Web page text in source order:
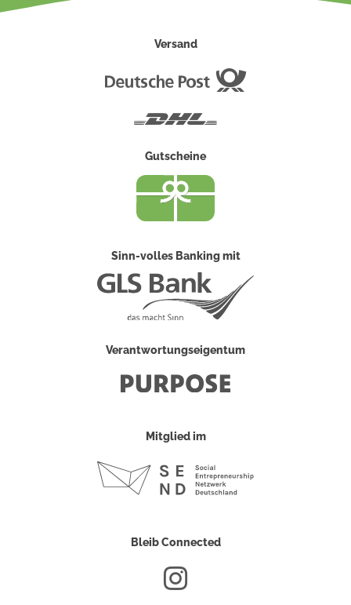
Versand
Gutscheine
Sinn-volles Banking mit
Verantwortungseigentum
Mitglied im
Bleib Connected